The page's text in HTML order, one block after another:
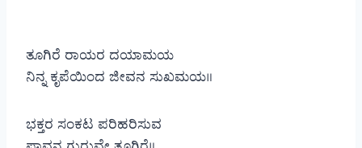
ತೂಗಿರೆ ರಾಯರ ದಯಾಮಯ
ನಿನ್ನ ಕೃಪೆಯಿಂದ ಜೀವನ ಸುಖಮಯ॥
ಭಕ್ತರ ಸಂಕಟ ಪರಿಹರಿಸುವ